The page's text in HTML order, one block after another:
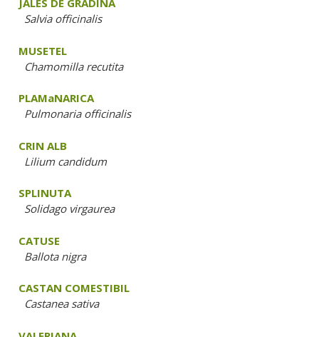
JALES DE GRADINA
Salvia officinalis
MUSETEL
Chamomilla recutita
PLAMaNARICA
Pulmonaria officinalis
CRIN ALB
Lilium candidum
SPLINUTA
Solidago virgaurea
CATUSE
Ballota nigra
CASTAN COMESTIBIL
Castanea sativa